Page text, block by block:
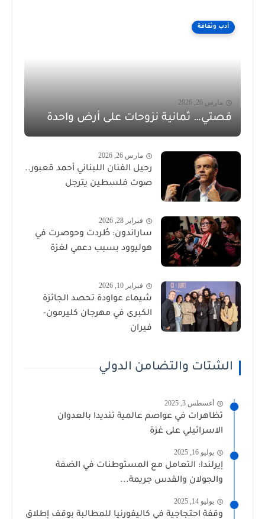
أدب وثقافة
مارس 26, 2026
قصتي… ثمانية نزوحات على أرض واحدة
مارس 26, 2026
رحيل الفنان اللبناني أحمد قعبور..
صوت فلسطين يترجل
فبراير 28, 2026
ساراندون: طُردت وحوصرت في
هوليوود بسبب دعمي لغزة
فبراير 10, 2026
شيماء عواودة تحصد الجائزة
الكبرى في مهرجان كليرمون-
فيران
الشتات والتضامن الدولي
أغسطس 3, 2025
تظاهرات في عواصم عالمية تنديدا بالعدوان
الاسرائيلي على غزة
يوليو 16, 2025
إيرلندا: التعامل مع المستوطنات في الضفة
والجولان والقدس جريمة...
يوليو 14, 2025
وقفة احتجاجية في كاليفورنيا للمطالبة بوقف إطلاق